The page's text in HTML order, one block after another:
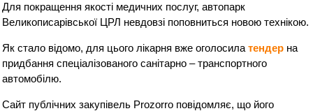
Для покращення якості медичних послуг, автопарк
Великописарівської ЦРЛ невдовзі поповниться новою технікою.
Як стало відомо, для цього лікарня вже оголосилатендер на
придбання спеціалізованого санітарно – транспортного
автомобілю.
Сайт публічних закупівель Prozorro повідомляє, що його